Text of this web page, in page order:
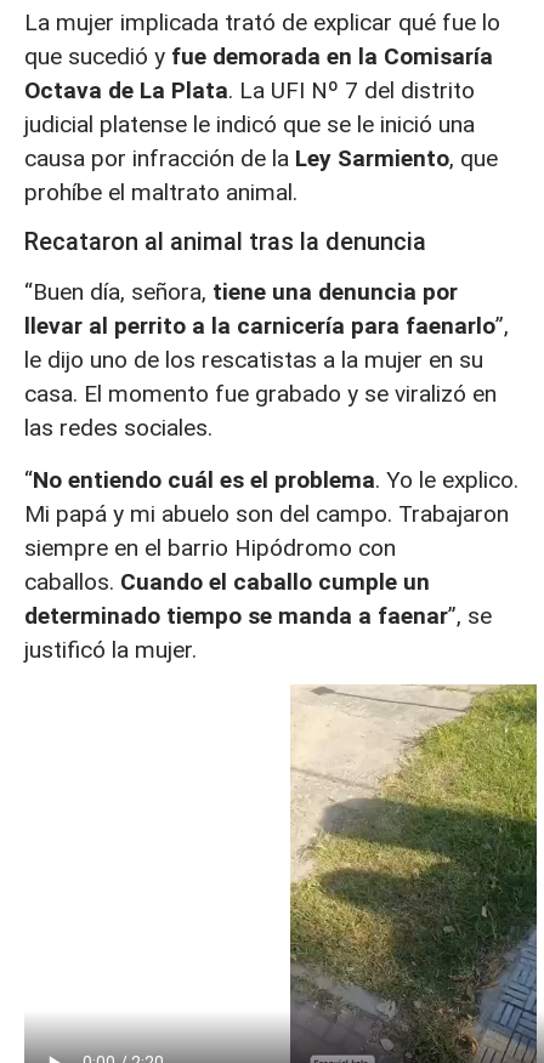
La mujer implicada trató de explicar qué fue lo
que sucedió y fue demorada en la Comisaría
Octava de La Plata. La UFI Nº 7 del distrito
judicial platense le indicó que se le inició una
causa por infracción de la Ley Sarmiento, que
prohíbe el maltrato animal.
Recataron al animal tras la denuncia
“Buen día, señora, tiene una denuncia por
llevar al perrito a la carnicería para faenarlo”,
le dijo uno de los rescatistas a la mujer en su
casa. El momento fue grabado y se viralizó en
las redes sociales.
“No entiendo cuál es el problema. Yo le explico.
Mi papá y mi abuelo son del campo. Trabajaron
siempre en el barrio Hipódromo con
caballos. Cuando el caballo cumple un
determinado tiempo se manda a faenar”, se
justificó la mujer.